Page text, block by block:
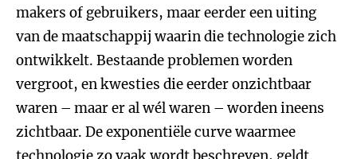
makers of gebruikers, maar eerder een uiting
van de maatschappij waarin die technologie zich
ontwikkelt. Bestaande problemen worden
vergroot, en kwesties die eerder onzichtbaar
waren – maar er al wél waren – worden ineens
zichtbaar. De exponentiële curve waarmee